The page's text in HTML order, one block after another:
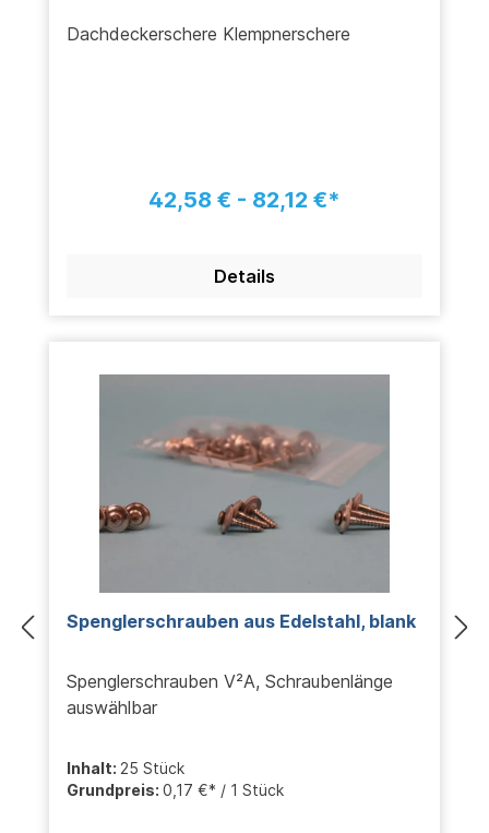
Dachdeckerschere Klempnerschere
42,58 € - 82,12 €*
Details
Spenglerschrauben aus Edelstahl, blank
Spenglerschrauben V²A, Schraubenlänge
auswählbar
Inhalt: 25 Stück
Grundpreis: 0,17 €* / 1 Stück